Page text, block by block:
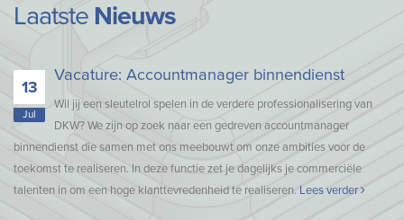
Laatste Nieuws
13
Jul
Vacature: Accountmanager binnendienst
Wil jij een sleutelrol spelen in de verdere professionalisering van
DKW? We zijn op zoek naar een gedreven accountmanager
binnendienst die samen met ons meebouwt om onze ambities voor de
toekomst te realiseren. In deze functie zet je dagelijks je commerciële
talenten in om een hoge klanttevredenheid te realiseren. Lees verder